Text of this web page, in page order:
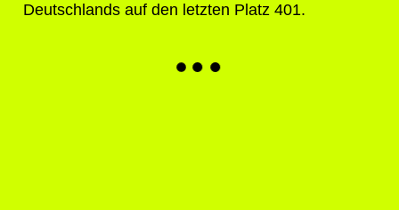
Deutschlands auf den letzten Platz 401.